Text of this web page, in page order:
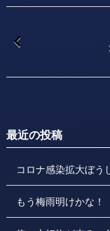
最近の投稿
コロナ感染拡大ぼう
もう梅雨明けかな！